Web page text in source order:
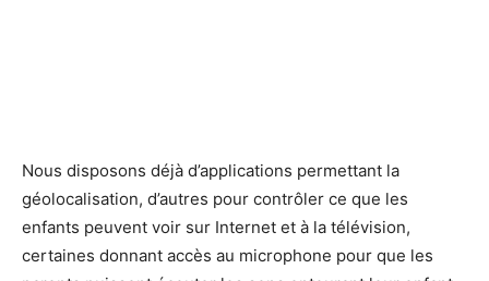
Nous disposons déjà d’applications permettant la
géolocalisation, d’autres pour contrôler ce que les
enfants peuvent voir sur Internet et à la télévision,
certaines donnant accès au microphone pour que les